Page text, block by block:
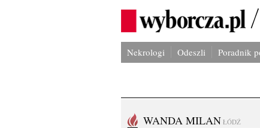
Nekrologi Odeszli Poradnik
WANDA MILAN ŁÓDŹ